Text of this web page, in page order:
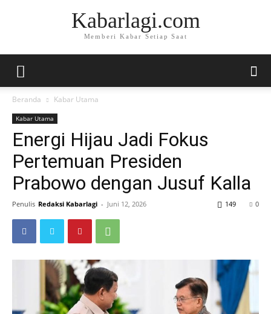
Kabarlagi.com
Memberi Kabar Setiap Saat
Beranda Kabar Utama
Kabar Utama
Energi Hijau Jadi Fokus
Pertemuan Presiden
Prabowo dengan Jusuf Kalla
Penulis Redaksi Kabarlagi - Juni 12, 2026 0
149